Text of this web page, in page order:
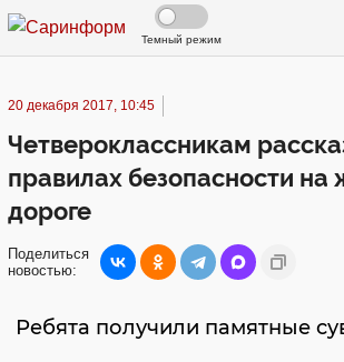
Темный режим
20 декабря 2017, 10:45
Четвероклассникам
правилах безопасности на
дороге
Поделиться
новостью:
Ребята получили памятные